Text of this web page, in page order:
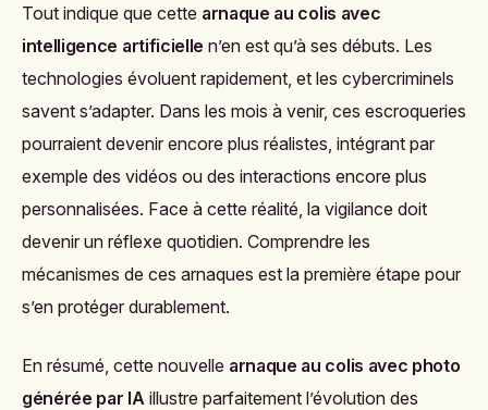
Tout indique que cette arnaque au colis avec
intelligence artificielle n’en est qu’à ses débuts. Les
technologies évoluent rapidement, et les cybercriminels
savent s’adapter. Dans les mois à venir, ces escroqueries
pourraient devenir encore plus réalistes, intégrant par
exemple des vidéos ou des interactions encore plus
personnalisées. Face à cette réalité, la vigilance doit
devenir un réflexe quotidien. Comprendre les
mécanismes de ces arnaques est la première étape pour
s’en protéger durablement.
En résumé, cette nouvelle arnaque au colis avec photo
générée par IA illustre parfaitement l’évolution des